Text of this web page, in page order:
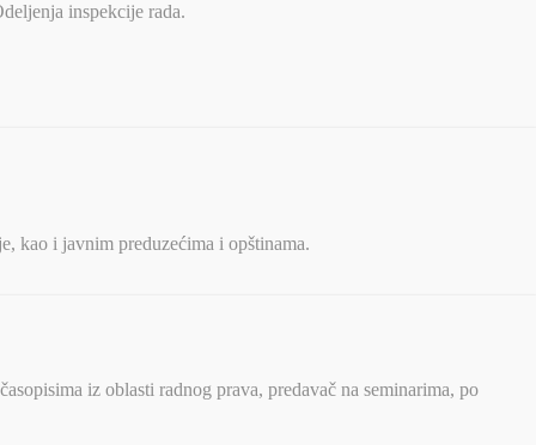
inspekcije rada.
kao i javnim preduzećima i opštinama.
iz oblasti radnog prava, predavač na seminarima, po